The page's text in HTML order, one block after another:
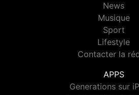
News
Musique
Sport
Lifestyle
Contacter la
APPS
Generations sur